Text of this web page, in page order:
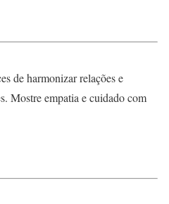
de harmonizar relações e
Mostre empatia e cuidado com